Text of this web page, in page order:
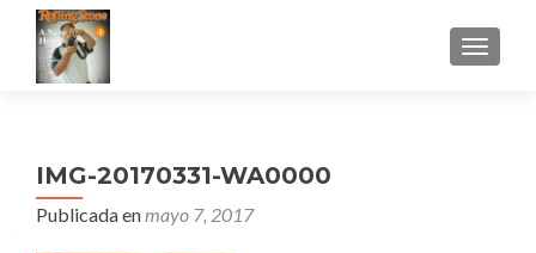
IMG-20170331-WA0000
Publicada enmayo 7, 2017